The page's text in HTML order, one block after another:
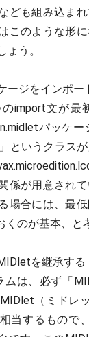
ども組み込ま
このような形
ょう。
ージをインポー
import文が最
パッケ
というクラス
係が用意され
場合には、最
くのが基本、と
を継承する
ムは、必ず「
（ミドレ
当するもので